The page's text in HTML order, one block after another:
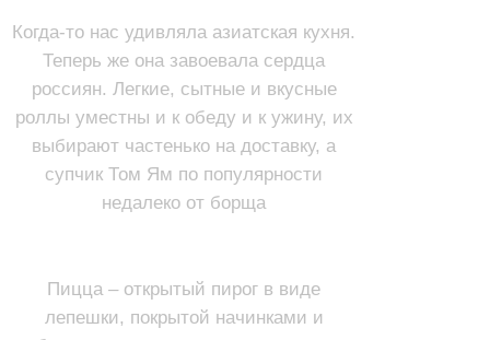
Когда-то нас удивляла азиатская кухня.
Теперь же она завоевала сердца
россиян. Легкие, сытные и вкусные
роллы уместны и к обеду и к ужину, их
выбирают частенько на доставку, а
супчик Том Ям по популярности
недалеко от борща
Пицца – открытый пирог в виде
лепешки, покрытой начинками и